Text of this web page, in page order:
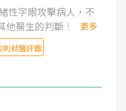
性字眼攻擊病人，不
醫生的判斷！
更多
則就醫評鑑